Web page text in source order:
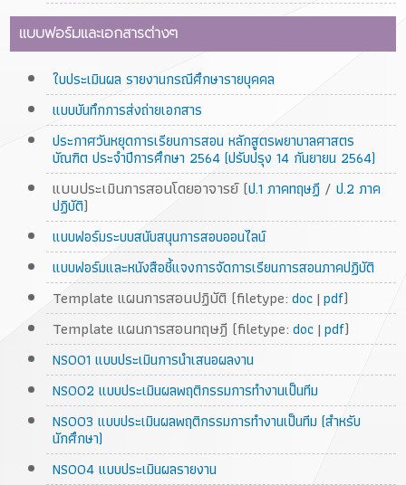
แบบฟอร์มและเอกสารต่างๆ
ใบประเมินผล รายงานกรณีศึกษารายบุคคล
แบบบันทึกการส่งถ่ายเอกสาร
ประกาศวันหยุดการเรียนการสอน หลักสูตรพยาบาลศาสตร
บัณฑิต ประจำปีการศึกษา 2564 (ปรับปรุง 14 กันยายน 2564)
แบบประเมินการสอนโดยอาจารย์ (ป.1 ภาคทฤษฏี /ป.2 ภาค
ปฏิบัติ)
แบบฟอร์มระบบสนับสนุนการสอบออนไลน์
แบบฟอร์มและหนังสือชี้แจงการจัดการเรียนการสอนภาคปฏิบัติ
Template แผนการสอนปฏิบัติ (filetype:doc |pdf)
Template แผนการสอนทฤษฎี (filetype:doc |pdf)
NS001 แบบประเมินการนำเสนอผลงาน
NS002 แบบประเมินผลพฤติกรรมการทำงานเป็นทีม
NS003 แบบประเมินผลพฤติกรรมการทำงานเป็นทีม (สำหรับ
นักศึกษา)
NS004 แบบประเมินผลรายงาน